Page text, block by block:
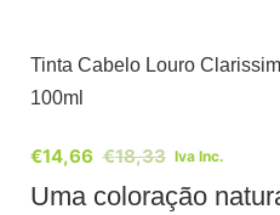
Tinta Cabelo Louro
100ml
€18,33
€14,66 Iva Inc.
Uma coloração